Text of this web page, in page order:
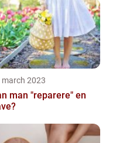
march 2023
man "reparere" en